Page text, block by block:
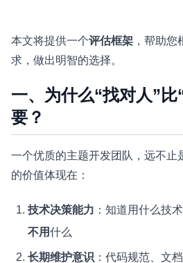
本文将提供一个评估框架 ，帮助
求，做出明智的选择。
一、为什么“找对人”
要？
一个优质的主题开发团队，远不止
的价值体现在：
技术决策能力 ：知道用什么技
不用什么
长期维护意识 ：代码规范、文